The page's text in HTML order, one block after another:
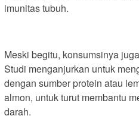
imunitas tubuh.
Meski begitu, konsumsinya
Studi menganjurkan untuk
dengan sumber protein atau
almon, untuk turut membantu
darah.